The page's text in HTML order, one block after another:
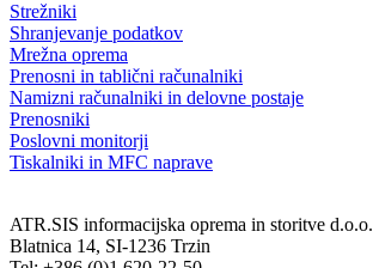
Strežniki
Shranjevanje podatkov
Mrežna oprema
Prenosni in tablični računalniki
Namizni računalniki in delovne postaje
Prenosniki
Poslovni monitorji
Tiskalniki in MFC naprave
ATR.SIS informacijska oprema in storitve d.o.o.
Blatnica 14, SI-1236 Trzin